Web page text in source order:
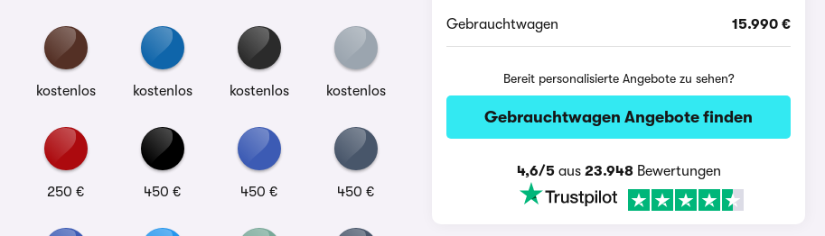
kostenlos kostenlos kostenlos kostenlos
250 € 450 € 450 € 450 €
Gebrauchtwagen 15.990 €
Bereit personalisierte Angebote zu sehen?
Gebrauchtwagen Angebote finden
4,6/5aus 23.948Bewertungen